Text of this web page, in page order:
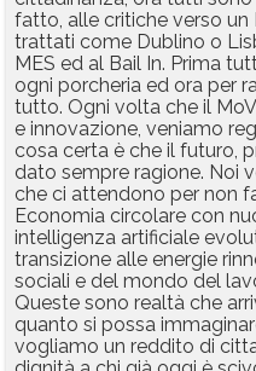
fatto, alle critiche verso un
trattati come Dublino o
MES ed al Bail In. Prima
ogni porcheria ed ora per
tutto. Ogni volta che il
e innovazione, veniamo
cosa certa è che il futuro,
dato sempre ragione. Noi
che ci attendono per non
Economia circolare con
intelligenza artificiale
transizione alle energie
sociali e del mondo del
Queste sono realtà che
quanto si possa
vogliamo un reddito di